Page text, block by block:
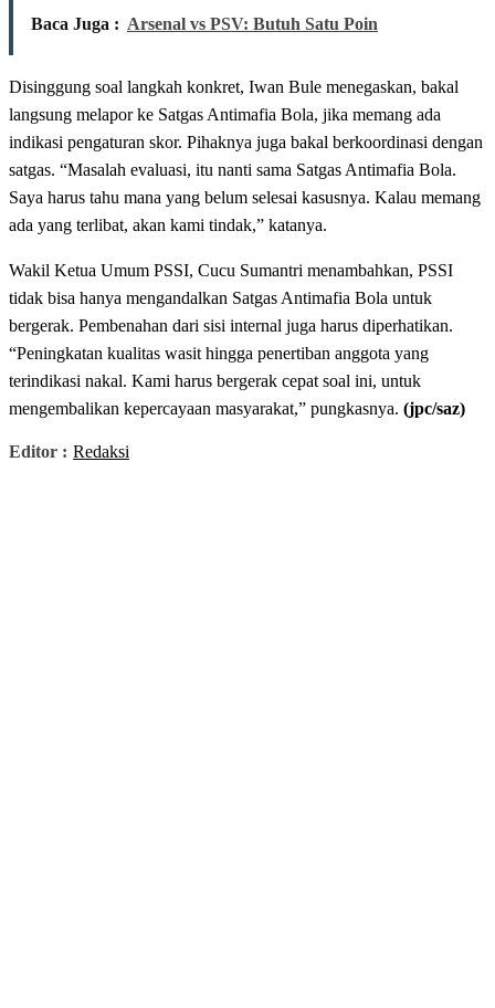
Baca Juga : Arsenal vs PSV: Butuh Satu Poin
Disinggung soal langkah konkret, Iwan Bule menegaskan, bakal
langsung melapor ke Satgas Antimafia Bola, jika memang ada
indikasi pengaturan skor. Pihaknya juga bakal berkoordinasi dengan
satgas. “Masalah evaluasi, itu nanti sama Satgas Antimafia Bola.
Saya harus tahu mana yang belum selesai kasusnya. Kalau memang
ada yang terlibat, akan kami tindak,” katanya.
Wakil Ketua Umum PSSI, Cucu Sumantri menambahkan, PSSI
tidak bisa hanya mengandalkan Satgas Antimafia Bola untuk
bergerak. Pembenahan dari sisi internal juga harus diperhatikan.
“Peningkatan kualitas wasit hingga penertiban anggota yang
terindikasi nakal. Kami harus bergerak cepat soal ini, untuk
mengembalikan kepercayaan masyarakat,” pungkasnya. (jpc/saz)
Editor : Redaksi